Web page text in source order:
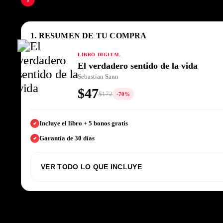
1. RESUMEN DE TU COMPRA
LIBRO DIGITAL
El verdadero sentido de la vida
Sebastian Sann
$47$172 -70%
Incluye el libro + 5 bonos gratis
Garantía de 30 días
VER TODO LO QUE INCLUYE